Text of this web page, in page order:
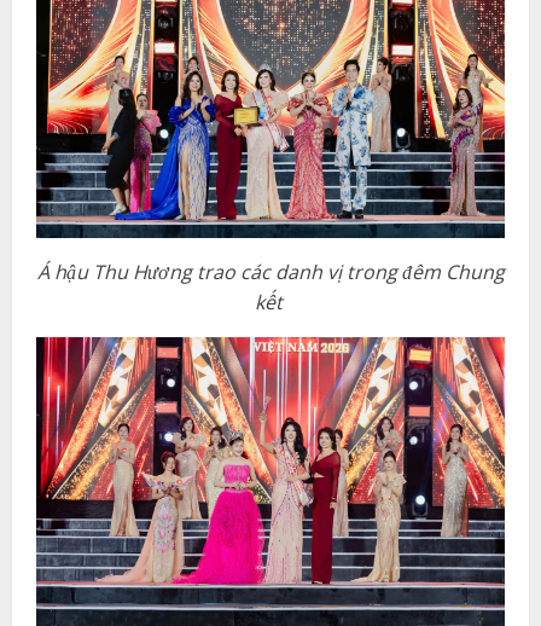
Á hậu Thu Hương trao các danh vị trong đêm Chung
kết